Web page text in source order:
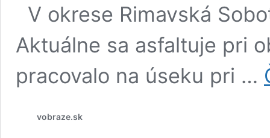
V okrese Rimavská
Aktuálne sa asfaltuje pri
pracovalo na úseku pri …
vobraze.sk